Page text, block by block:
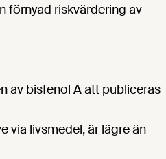
förnyad riskvärdering av
av bisfenol A att publiceras
via livsmedel, är lägre än